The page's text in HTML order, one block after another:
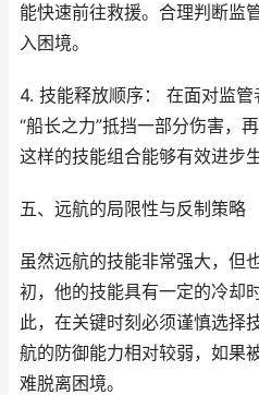
能快速前往救援。合理判断监
入困境。
4. 技能释放顺序： 在面对监
“船长之力”抵挡一部分伤害，
这样的技能组合能够有效进步
五、远航的局限性与反制策略
虽然远航的技能非常强大，但
初，他的技能具有一定的冷却
此，在关键时刻必须谨慎选择
航的防御能力相对较弱，如果
难脱离困境。